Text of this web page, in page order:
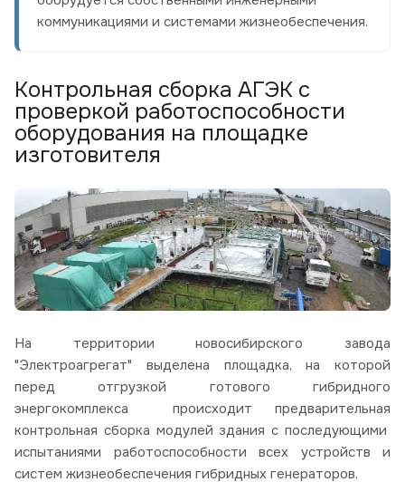
коммуникациями и системами жизнеобеспечения.
Контрольная сборка АГЭК с
проверкой работоспособности
оборудования на площадке
изготовителя
На территории новосибирского завода
"Электроагрегат" выделена площадка, на которой
перед отгрузкой готового гибридного
энергокомплекса происходит предварительная
контрольная сборка модулей здания с последующими
испытаниями работоспособности всех устройств и
систем жизнеобеспечения гибридных генераторов.